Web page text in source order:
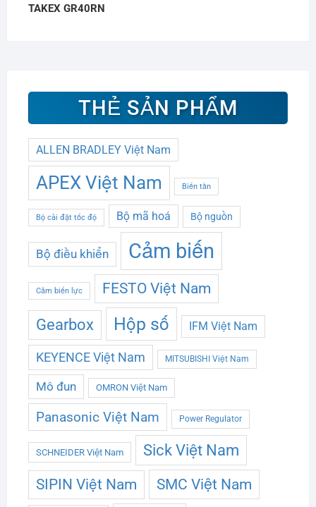
TAKEX GR40RN
THẺ SẢN PHẨM
ALLEN BRADLEY Việt Nam
APEX Việt Nam Biến tần
Bộ cài đặt tốc độ Bộ mã hoá Bộ nguồn
Bộ điều khiển Cảm biến
Cảm biến lực FESTO Việt Nam
Gearbox Hộp số IFM Việt Nam
KEYENCE Việt Nam MITSUBISHI Việt Nam
Mô đun OMRON Việt Nam
Panasonic Việt Nam Power Regulator
SCHNEIDER Việt Nam Sick Việt Nam
SIPIN Việt Nam SMC Việt Nam